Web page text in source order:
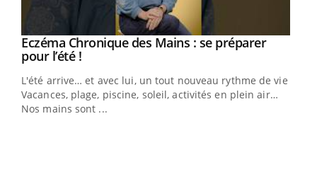
Youtube
Eczéma Chronique des Mains : se préparer
pour l’été !Youtube
L'été arrive… et avec lui, un tout nouveau rythme de vie !
Vacances, plage, piscine, soleil, activités en plein air…
Nos mains sont ...